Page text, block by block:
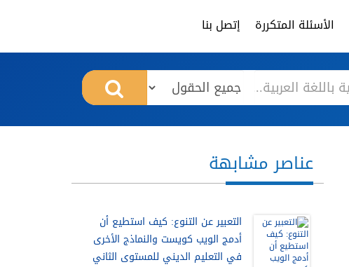
الأسئلة المتكررة إتصل بنا
عناصر مشابهة
التعبير عن التنوع: كيف استطيع أن
أدمج الويب كويست والنماذج الأخرى
في التعليم الديني للمستوى الثاني